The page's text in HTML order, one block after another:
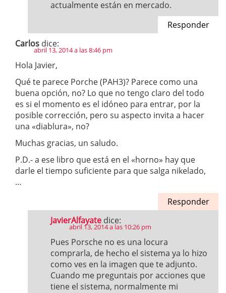
actualmente están en mercado.
Responder
Carlos dice:
abril 13, 2014 a las 8:46 pm
Hola Javier,
Qué te parece Porche (PAH3)? Parece como una
buena opción, no? Lo que no tengo claro del todo
es si el momento es el idóneo para entrar, por la
posible corrección, pero su aspecto invita a hacer
una «diablura», no?
Muchas gracias, un saludo.
P.D.- a ese libro que está en el «horno» hay que
darle el tiempo suficiente para que salga nikelado,
…
Responder
JavierAlfayate dice:
abril 13, 2014 a las 10:26 pm
Pues Porsche no es una locura
comprarla, de hecho el sistema ya lo hizo
como ves en la imagen que te adjunto.
Cuando me preguntais por acciones que
tiene el sistema, normalmente mi